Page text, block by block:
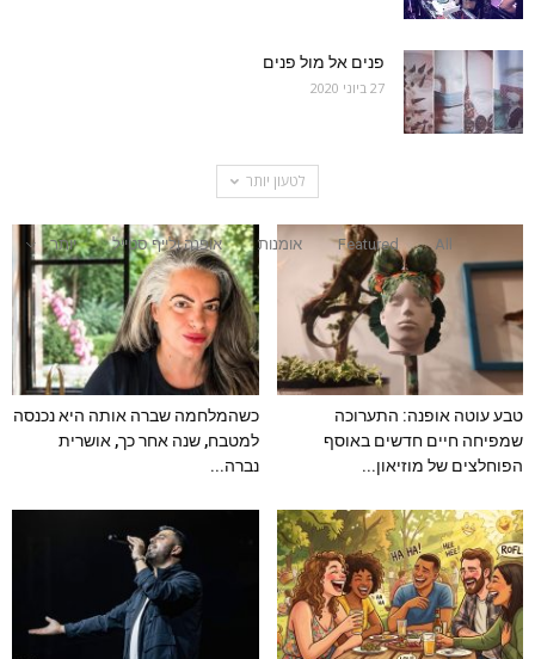
פנים אל מול פנים
27 ביוני 2020
לטעון יותר
All
Featured אומנות אופנה ולייף סטייל יותר
טבע עוטה אופנה: התערוכה
שמפיחה חיים חדשים באוסף
הפוחלצים של מוזיאון...
כשהמלחמה שברה אותה היא נכנסה
למטבח, שנה אחר כך, אושרית
נברה...